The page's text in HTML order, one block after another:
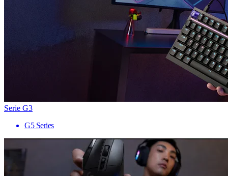
Serie G3
G5 Series